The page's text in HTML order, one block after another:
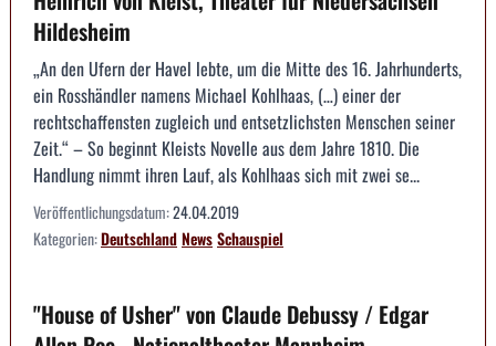
Hildesheim
„An den Ufern der Havel lebte, um die Mitte des 16. Jahrhunderts,
ein Rosshändler namens Michael Kohlhaas, (…) einer der
rechtschaffensten zugleich und entsetzlichsten Menschen seiner
Zeit.“ – So beginnt Kleists Novelle aus dem Jahre 1810. Die
Handlung nimmt ihren Lauf, als Kohlhaas sich mit zwei se...
Veröffentlichungsdatum:24.04.2019
Kategorien:DeutschlandNewsSchauspiel
"House of Usher" von Claude Debussy / Edgar